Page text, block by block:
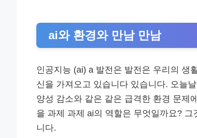
ai와 환경와 만남 만남
인공지능 (ai) a 발전은 발전은 우리의 생
신을 가져오고 있습니다 있습니다. 오늘
양성 감소와 같은 같은 급격한 환경 문제
을 과제 과제 ai의 역할은 무엇일까요?
니다.